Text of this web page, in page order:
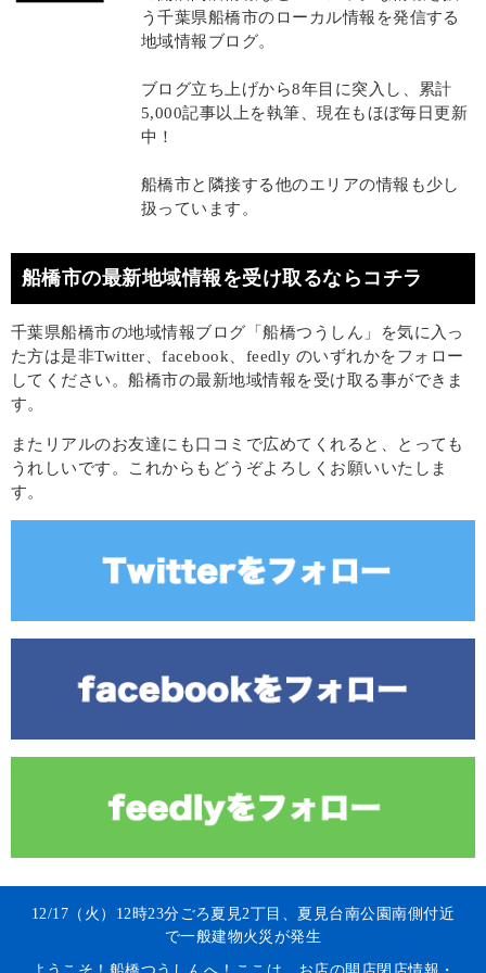
う千葉県船橋市のローカル情報を発信する
地域情報ブログ。
ブログ立ち上げから8年目に突入し、累計
5,000記事以上を執筆、現在もほぼ毎日更新
中！
船橋市と隣接する他のエリアの情報も少し
扱っています。
船橋市の最新地域情報を受け取るならコチラ
千葉県船橋市の地域情報ブログ「船橋つうしん」を気に入っ
た方は是非Twitter、facebook、feedly のいずれかをフォロー
してください。船橋市の最新地域情報を受け取る事ができま
す。
またリアルのお友達にも口コミで広めてくれると、とっても
うれしいです。これからもどうぞよろしくお願いいたしま
す。
12/17（火）12時23分ごろ夏見2丁目、夏見台南公園南側付近
で一般建物火災が発生